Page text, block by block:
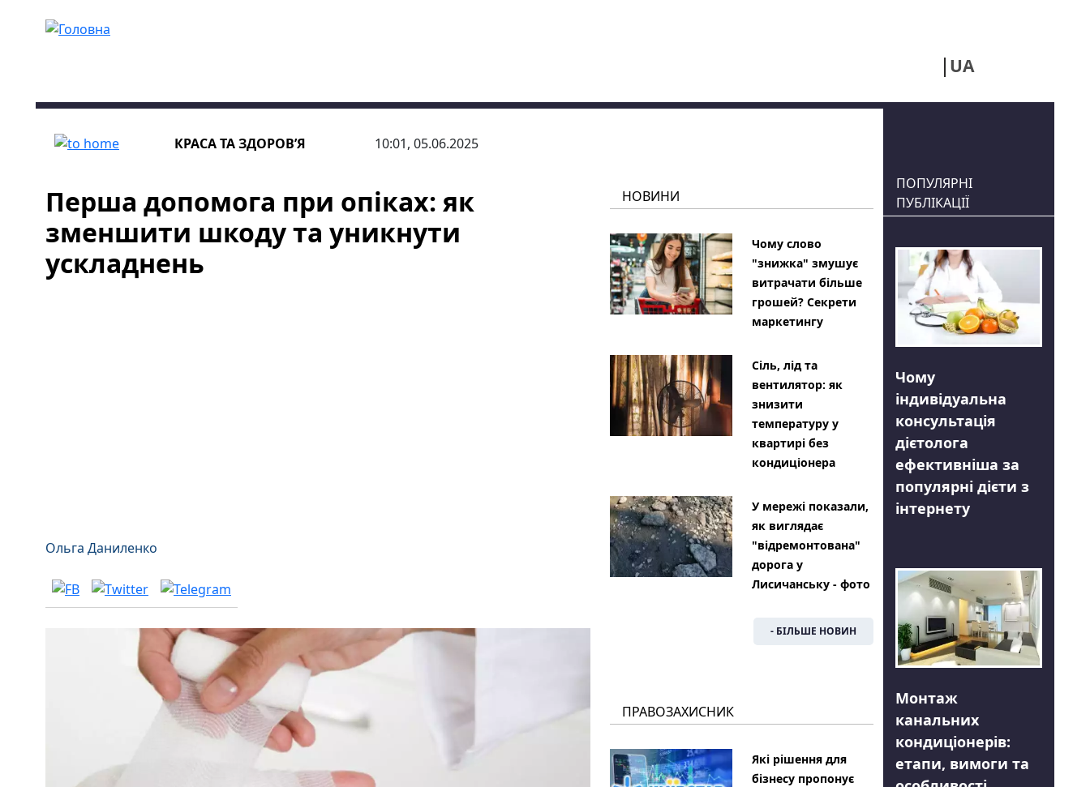
UA
КРАСА ТА ЗДОРОВ’Я 10:01, 05.06.2025
Перша допомога при опіках: як
зменшити шкоду та уникнути
ускладнень
Ольга Даниленко
НОВИНИ
Чому слово
"знижка" змушує
витрачати більше
грошей? Секрети
маркетингу
Сіль, лід та
вентилятор: як
знизити
температуру у
квартирі без
кондиціонера
У мережі показали,
як виглядає
"відремонтована"
дорога у
Лисичанську - фото
- БІЛЬШЕ НОВИН
ПРАВОЗАХИСНИК
Які рішення для
бізнесу пропонує
ПОПУЛЯРНІ
ПУБЛІКАЦІЇ
Чому
індивідуальна
консультація
дієтолога
ефективніша за
популярні дієти з
інтернету
Монтаж
канальних
кондиціонерів:
етапи, вимоги та